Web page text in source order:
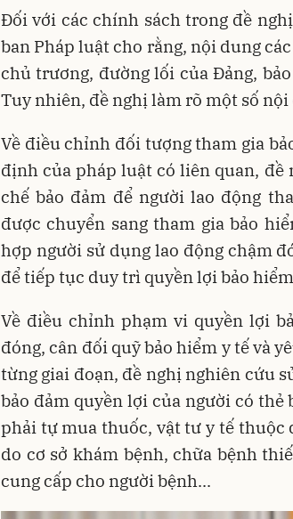
Đối với các chính sách trong đề
ban Pháp luật cho rằng, nội dung
chủ trương, đường lối của Đảng,
Tuy nhiên, đề nghị làm rõ một số
Về điều chỉnh đối tượng tham gia
định của pháp luật có liên quan,
chế bảo đảm để người lao động
được chuyển sang tham gia bảo
hợp người sử dụng lao động chậm
để tiếp tục duy trì quyền lợi bảo
Về điều chỉnh phạm vi quyền lợi
đóng, cân đối quỹ bảo hiểm y tế và
từng giai đoạn, đề nghị nghiên cứu
bảo đảm quyền lợi của người có
phải tự mua thuốc, vật tư y tế thuộc
do cơ sở khám bệnh, chữa bệnh
cung cấp cho người bệnh...